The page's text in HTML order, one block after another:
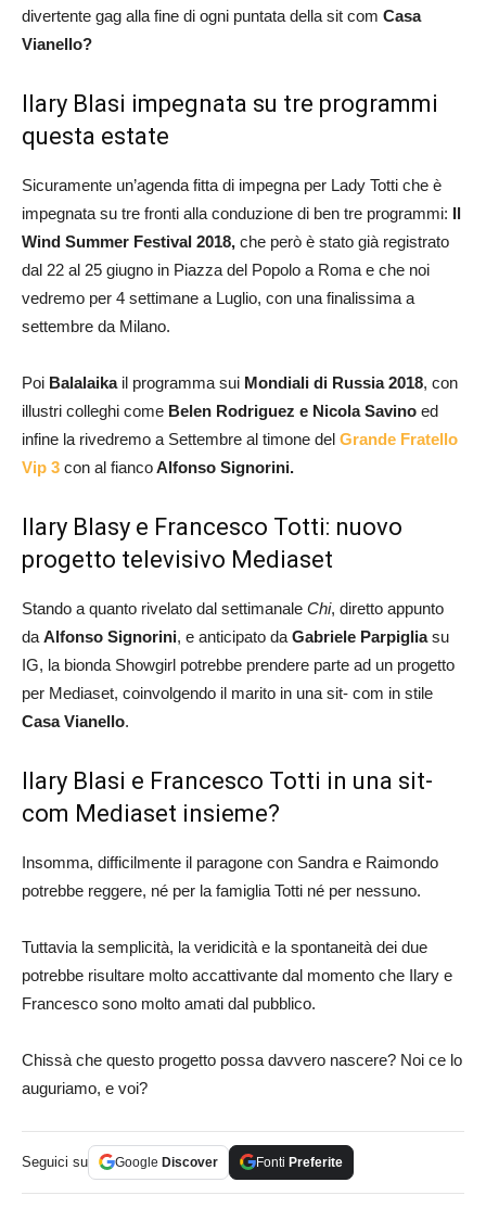
divertente gag alla fine di ogni puntata della sit com Casa
Vianello?
Ilary Blasi impegnata su tre programmi
questa estate
Sicuramente un’agenda fitta di impegna per Lady Totti che è
impegnata su tre fronti alla conduzione di ben tre programmi: Il
Wind Summer Festival 2018, che però è stato già registrato
dal 22 al 25 giugno in Piazza del Popolo a Roma e che noi
vedremo per 4 settimane a Luglio, con una finalissima a
settembre da Milano.
Poi Balalaikail programma sui Mondiali di Russia 2018, con
illustri colleghi come Belen Rodriguez e Nicola Savino ed
infine la rivedremo a Settembre al timone del Grande Fratello
Vip 3 con al fiancoAlfonso Signorini.
Ilary Blasy e Francesco Totti: nuovo
progetto televisivo Mediaset
Stando a quanto rivelato dal settimanale Chi, diretto appunto
da Alfonso Signorini, e anticipato da Gabriele Parpigliasu
IG, la bionda Showgirl potrebbe prendere parte ad un progetto
per Mediaset, coinvolgendo il marito in una sit- com in stile
Casa Vianello.
Ilary Blasi e Francesco Totti in una sit-
com Mediaset insieme?
Insomma, difficilmente il paragone con Sandra e Raimondo
potrebbe reggere, né per la famiglia Totti né per nessuno.
Tuttavia la semplicità, la veridicità e la spontaneità dei due
potrebbe risultare molto accattivante dal momento che Ilary e
Francesco sono molto amati dal pubblico.
Chissà che questo progetto possa davvero nascere? Noi ce lo
auguriamo, e voi?
Seguici su Google Discover Fonti Preferite